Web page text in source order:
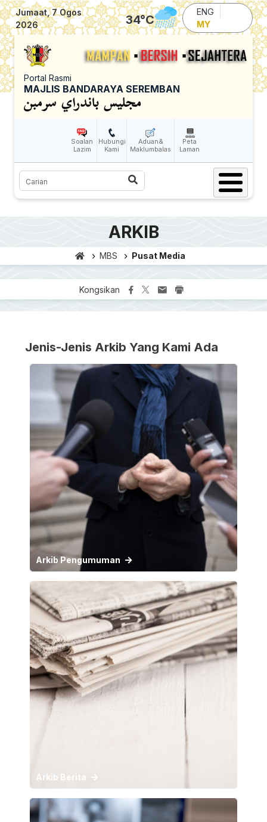
Skip to main content
Jumaat, 7 Ogos
2026
34°C
ENG
MY
Portal Rasmi
MAJLIS BANDARAYA SEREMBAN
Soalan
Lazim
Hubungi
Kami
Aduan&
Maklumbalas
Peta
Laman
Carian
ARKIB
MBS Pusat Media
Kongsikan
Jenis-Jenis Arkib Yang Kami Ada
Arkib Pengumuman
Arkib Berita